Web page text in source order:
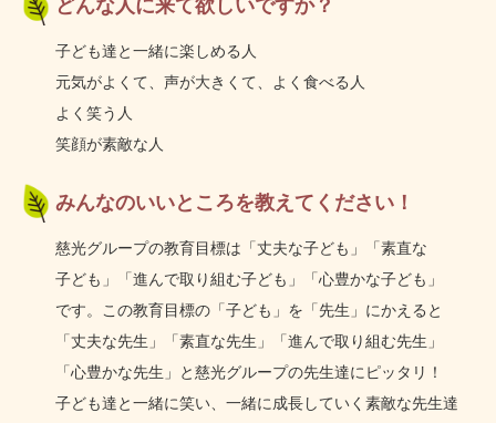
どんな人に来て欲しいですか？
子ども達と一緒に楽しめる人
元気がよくて、声が大きくて、よく食べる人
よく笑う人
笑顔が素敵な人
みんなのいいところを教えてください！
慈光グループの教育目標は「丈夫な子ども」
「素直な
子ども」
「進んで取り組む子ども」 「心豊かな子ども」
です。 この教育 目標の 「子ども」を 「先生」にかえると
「丈夫な先生」 「素直な先生」 「進んで取り組む先生」
「心豊かな先生」と 慈光グループの先生達に ピッタリ！
子ども達と 一緒に笑い、 一緒に成長していく 素敵な先生達